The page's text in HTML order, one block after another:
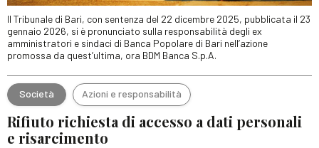
Il Tribunale di Bari, con sentenza del 22 dicembre 2025, pubblicata il 23
gennaio 2026, si è pronunciato sulla responsabilità degli ex
amministratori e sindaci di Banca Popolare di Bari nell’azione
promossa da quest’ultima, ora BDM Banca S.p.A.
Società Azioni e responsabilità
Rifiuto richiesta di accesso a dati personali
e risarcimento